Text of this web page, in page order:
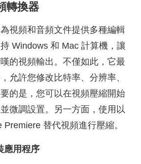
轉換器
為視頻和音頻文件提供多種編輯
Windows 和 Mac 計算機，讓
的視頻輸出。不僅如此，它最
允許您修改比特率、分辨率、
的是，您可以在視頻壓縮開始
微調設置。另一方面，使用以
替代視頻進行壓縮。
應用程序